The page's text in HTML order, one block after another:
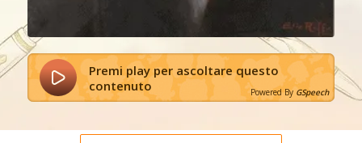
Premi play per ascoltare questo
contenuto
Powered By GSpeech